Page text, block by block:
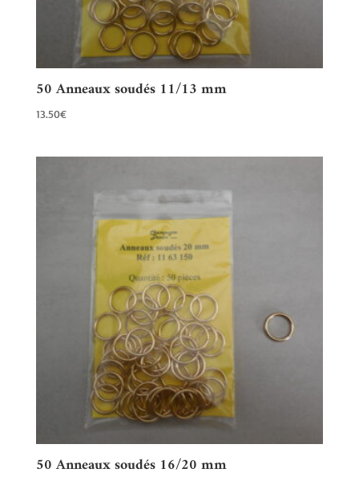
50 Anneaux soudés 11/13 mm
13.50€
50 Anneaux soudés 16/20 mm